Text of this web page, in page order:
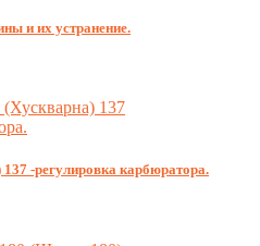
и их устранение.
-регулировка карбюратора.